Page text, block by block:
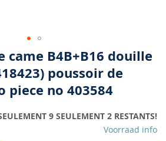
came B4B+B16 douille
poussoir de
piece no 403584
9 SEULEMENT 2 RESTANTS!
Voorraad info